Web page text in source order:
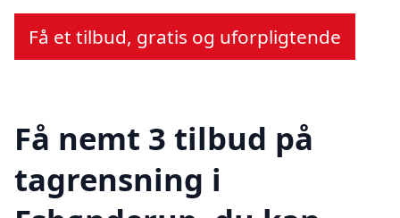
Få et tilbud, gratis og uforpligtende
Få nemt 3 tilbud på
tagrensning i